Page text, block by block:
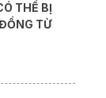
THỂ BỊ
TỪ